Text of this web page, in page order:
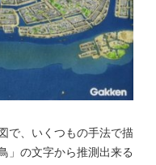
で、いくつもの手法で描
」の文字から推測出来る